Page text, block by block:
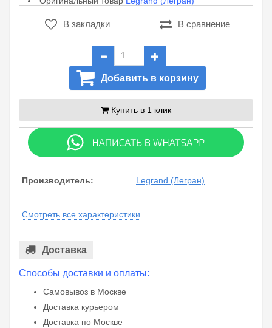
В закладки В сравнение
Добавить в корзину
Купить в 1 клик
Производитель: Legrand (Легран)
Смотреть все характеристики
Доставка
Способы доставки и оплаты:
Самовывоз в Москве
Доставка курьером
Доставка по Москве